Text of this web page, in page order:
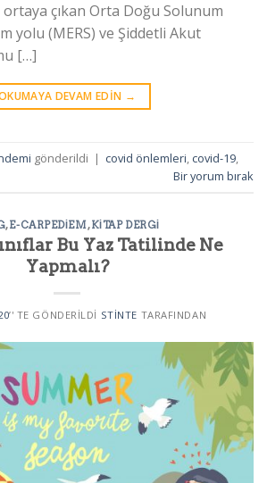
ortaya çıkan Orta Doğu Solunum
yolu (MERS) ve Şiddetli Akut
[…]
DEVAM EDIN →
gönderildi | covid önlemleri, covid-19,
Bir yorum bırak
,E-CARPEDIEM ,KITAP DERGI
Bu Yaz Tatilinde Ne
Yapmalı?
’' TE GÖNDERILDI STINTE TARAFINDAN